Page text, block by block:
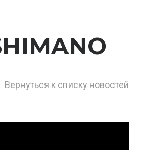
Вернуться к списку новостей